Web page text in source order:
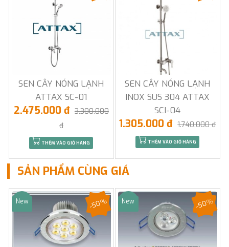
SEN CÂY NÓNG LẠNH
ATTAX SC-01
2.475.000 đ 3.300.000
đ
THÊM VÀO GIỎ HÀNG
SEN CÂY NÓNG LẠNH
INOX SUS 304 ATTAX
SCI-04
1.305.000 đ 1.740.000 đ
THÊM VÀO GIỎ HÀNG
SẢN PHẨM CÙNG GIÁ
Sale
New -50% Sale
New -50%